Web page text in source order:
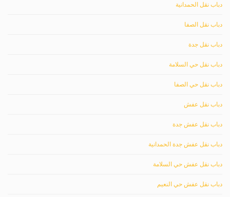
دباب نقل الحمدانية
دباب نقل الصفا
دباب نقل جدة
دباب نقل حي السلامة
دباب نقل حي الصفا
دباب نقل عفش
دباب نقل عفش جدة
دباب نقل عفش جدة الحمدانية
دباب نقل عفش حي السلامة
دباب نقل عفش حي النعيم